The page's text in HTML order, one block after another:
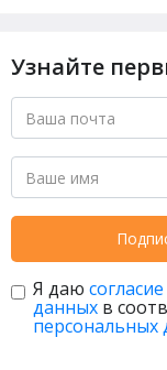
Узнайте
Я даю
данных в
персональных